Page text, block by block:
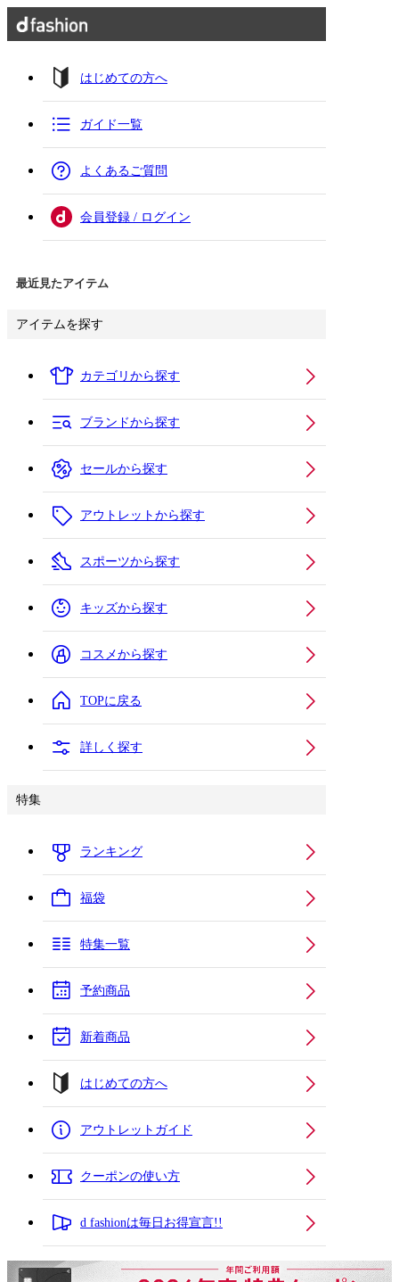
はじめての方へ
ガイド一覧
よくあるご質問
会員登録 / ログイン
最近見たアイテム
アイテムを探す
カテゴリから探す
ブランドから探す
セールから探す
アウトレットから探す
スポーツから探す
キッズから探す
コスメから探す
TOPに戻る
詳しく探す
特集
ランキング
福袋
特集一覧
予約商品
新着商品
はじめての方へ
アウトレットガイド
クーポンの使い方
d fashionは毎日お得宣言!!